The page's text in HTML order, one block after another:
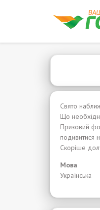
Свято
Що
Призовий
подивитися
Скоріше
Мова
Українська